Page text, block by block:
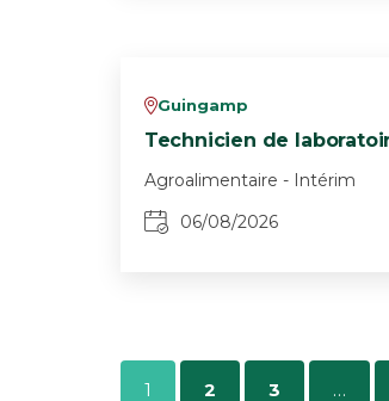
vGuingamp
Technicien de
Agroalimentaire - Intérim
06/08/2026
1 2 3 …